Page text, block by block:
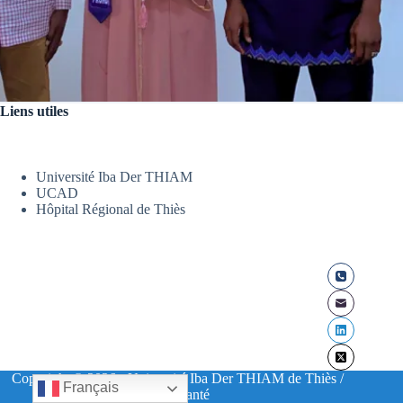
Liens utiles
Université Iba Der THIAM
UCAD
Hôpital Régional de Thiès
Copyright © 2026 - Université Iba Der THIAM de Thiès /
UFR Santé
Français